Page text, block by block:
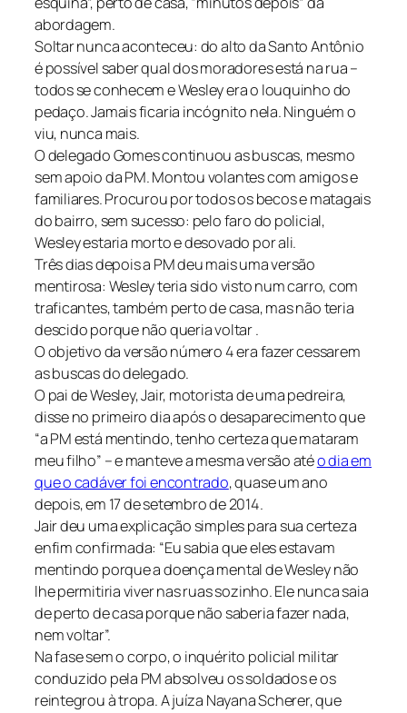
abordagem.
Soltar nunca aconteceu: do alto da Santo Antônio
é possível saber qual dos moradores está na rua –
todos se conhecem e Wesley era o louquinho do
pedaço. Jamais ficaria incógnito nela. Ninguém o
viu, nunca mais.
O delegado Gomes continuou as buscas, mesmo
sem apoio da PM. Montou volantes com amigos e
familiares. Procurou por todos os becos e matagais
do bairro, sem sucesso: pelo faro do policial,
Wesley estaria morto e desovado por ali.
Três dias depois a PM deu mais uma versão
mentirosa: Wesley teria sido visto num carro, com
traficantes, também perto de casa, mas não teria
descido porque não queria voltar .
O objetivo da versão número 4 era fazer cessarem
as buscas do delegado.
O pai de Wesley, Jair, motorista de uma pedreira,
disse no primeiro dia após o desaparecimento que
“a PM está mentindo, tenho certeza que mataram
meu filho” – e manteve a mesma versão atéo dia em
que o cadáver foi encontrado, quase um ano
depois, em 17 de setembro de 2014.
Jair deu uma explicação simples para sua certeza
enfim confirmada: “Eu sabia que eles estavam
mentindo porque a doença mental de Wesley não
lhe permitiria viver nas ruas sozinho. Ele nunca saia
de perto de casa porque não saberia fazer nada,
nem voltar”.
Na fase sem o corpo, o inquérito policial militar
conduzido pela PM absolveu os soldados e os
reintegrou à tropa. A juíza Nayana Scherer, que